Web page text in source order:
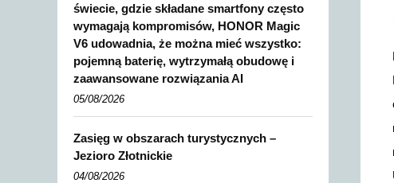
świecie, gdzie składane smartfony często
wymagają kompromisów, HONOR Magic
V6 udowadnia, że można mieć wszystko:
pojemną baterię, wytrzymałą obudowę i
zaawansowane rozwiązania AI
05/08/2026
Zasięg w obszarach turystycznych –
Jezioro Złotnickie
04/08/2026